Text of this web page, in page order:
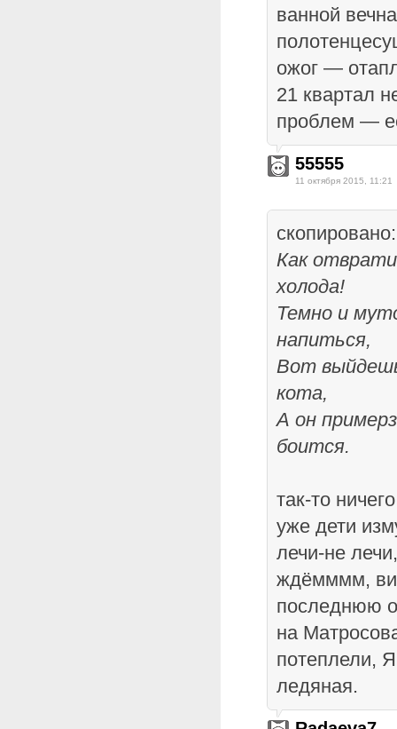
ванной
ожог —
21 квартал
проблем —
55555
11 октября 2015, 11:21
скопировано:
Как
холода!
Темно и
напиться,
Вот
кота,
А он
боится.
так-то
уже дети
лечи-не
ждёмммм,
последнюю
на
потеплели,
ледяная.